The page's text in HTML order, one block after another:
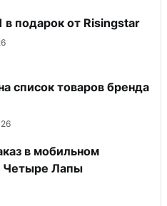
в подарок от Risingstar
список товаров бренда
в мобильном
Четыре Лапы